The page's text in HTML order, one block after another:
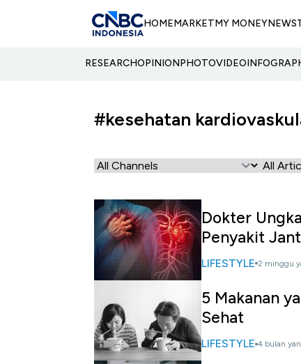
HOMEMARKETMY MONEYNEWS
RESEARCHOPINIONPHOTOVIDEO
#kesehatan
Dokter
Penyakit
LIFESTYLE 2 minggu
5 Makanan
Sehat
LIFESTYLE 4 bulan